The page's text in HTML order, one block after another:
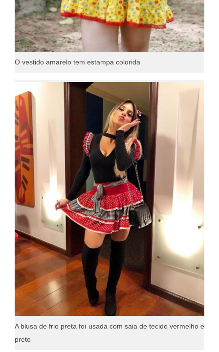
O vestido amarelo tem estampa colorida
A blusa de frio preta foi usada com saia de tecido vermelho e
preto